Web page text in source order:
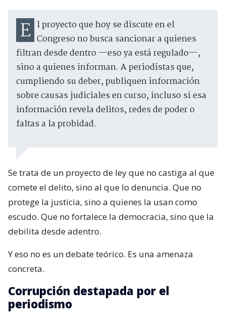
El proyecto que hoy se discute en el Congreso no busca sancionar a quienes
filtran desde dentro —eso ya está regulado—,
sino a quienes informan. A periodistas que,
cumpliendo su deber, publiquen información
sobre causas judiciales en curso, incluso si esa
información revela delitos, redes de poder o
faltas a la probidad.
Se trata de un proyecto de ley que no castiga al que
comete el delito, sino al que lo denuncia. Que no
protege la justicia, sino a quienes la usan como
escudo. Que no fortalece la democracia, sino que la
debilita desde adentro.
Y eso no es un debate teórico. Es una amenaza
concreta.
Corrupción destapada por el
periodismo